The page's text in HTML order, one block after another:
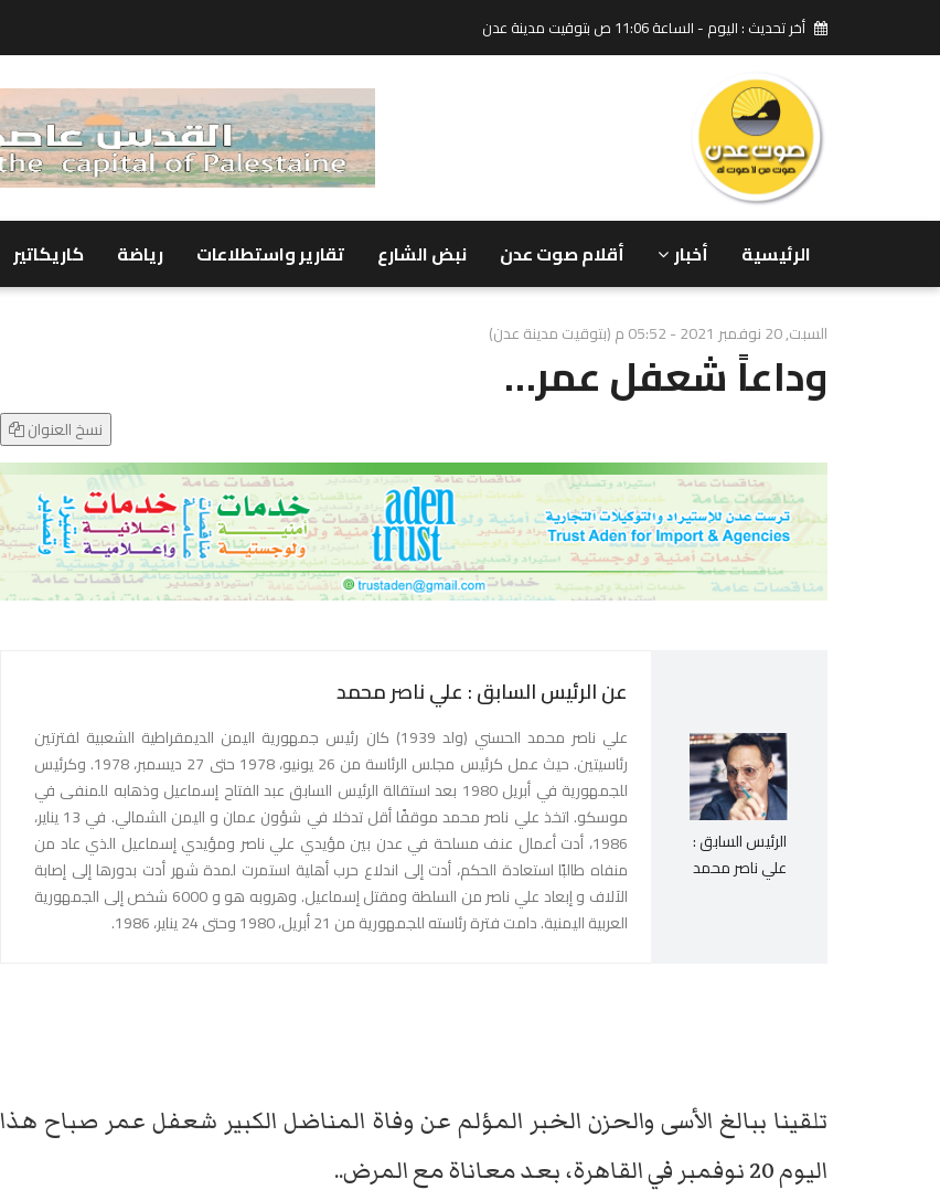
أخر تحديث : اليوم - الساعة 11:06 ص بتوقيت مدينة عدن
الرئيسية أخبار أقلام صوت عدن نبض الشارع تقارير واستطلاعات رياضة كاريكاتير
السبت, 20 نوفمبر 2021 - 05:52 م (بتوقيت مدينة عدن)
وداعاً شعفل عمر…
نسخ العنوان
الرئيس السابق :
علي ناصر محمد
عن الرئيس السابق : علي ناصر محمد
علي ناصر محمد الحسني (ولد 1939) كان رئيس جمهورية اليمن الديمقراطية الشعبية لفترتين
رئاسيتين. حيث عمل كرئيس مجلس الرئاسة من 26 يونيو، 1978 حتى 27 ديسمبر، 1978. وكرئيس
للجمهورية في أبريل 1980 بعد استقالة الرئيس السابق عبد الفتاح إسماعيل وذهابه للمنفى في
موسكو. اتخذ علي ناصر محمد موقفًا أقل تدخلا في شؤون عمان و اليمن الشمالي. في 13 يناير،
1986، أدت أعمال عنف مسلحة في عدن بين مؤيدي علي ناصر ومؤيدي إسماعيل الذي عاد من
منفاه طالبًا استعادة الحكم، أدت إلى اندلاع حرب أهلية استمرت لمدة شهر أدت بدورها إلى إصابة
الآلاف و إبعاد علي ناصر من السلطة ومقتل إسماعيل. وهروبه هو و 6000 شخص إلى الجمهورية
العربية اليمنية. دامت فترة رئاسته للجمهورية من 21 أبريل، 1980 وحتى 24 يناير، 1986.
تلقينا ببالغ الأسى والحزن الخبر المؤلم عن وفاة المناضل الكبير شعفل عمر صباح هذا
اليوم 20 نوفمبر في القاهرة، بعد معاناة مع المرض..